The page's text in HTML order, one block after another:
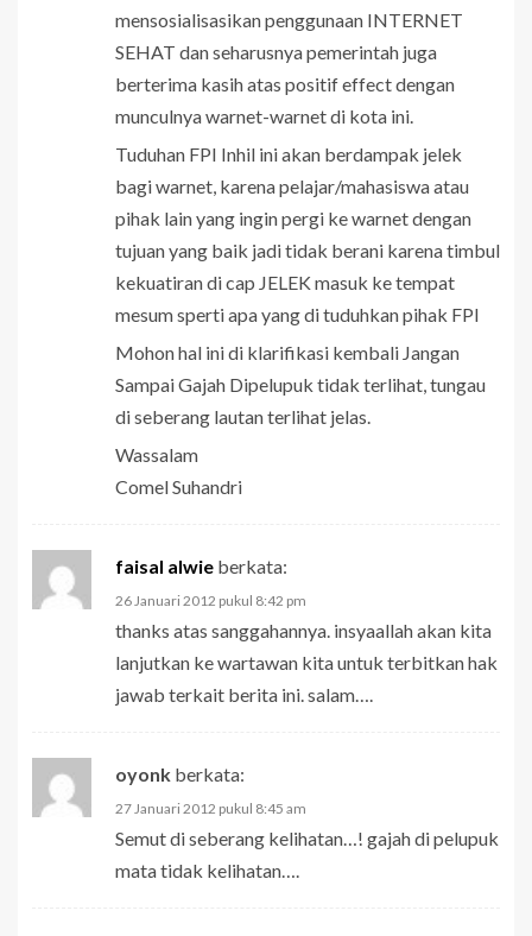
mensosialisasikan penggunaan INTERNET
SEHAT dan seharusnya pemerintah juga
berterima kasih atas positif effect dengan
munculnya warnet-warnet di kota ini.
Tuduhan FPI Inhil ini akan berdampak jelek
bagi warnet, karena pelajar/mahasiswa atau
pihak lain yang ingin pergi ke warnet dengan
tujuan yang baik jadi tidak berani karena timbul
kekuatiran di cap JELEK masuk ke tempat
mesum sperti apa yang di tuduhkan pihak FPI
Mohon hal ini di klarifikasi kembali Jangan
Sampai Gajah Dipelupuk tidak terlihat, tungau
di seberang lautan terlihat jelas.
Wassalam
Comel Suhandri
faisal alwie berkata:
26 Januari 2012 pukul 8:42 pm
thanks atas sanggahannya. insyaallah akan kita
lanjutkan ke wartawan kita untuk terbitkan hak
jawab terkait berita ini. salam….
oyonk berkata:
27 Januari 2012 pukul 8:45 am
Semut di seberang kelihatan…! gajah di pelupuk
mata tidak kelihatan….